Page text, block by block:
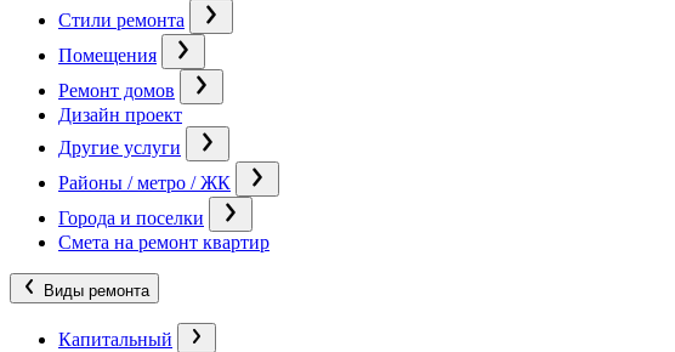
Стили ремонта
Помещения
Ремонт домов
Дизайн проект
Другие услуги
Районы / метро / ЖК
Города и поселки
Смета на ремонт квартир
Виды ремонта
Капитальный